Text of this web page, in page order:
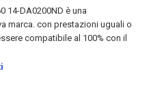
14-DA0200ND è una
marca. con prestazioni uguali o
compatibile al 100% con il